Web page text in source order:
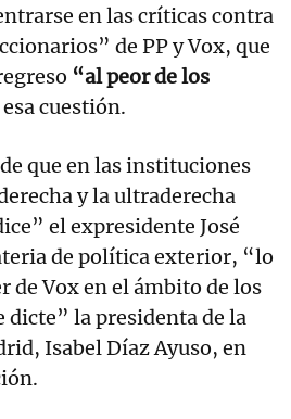
en las críticas contra
de PP y Vox, que
“al peor de los
cuestión.
que en las instituciones
y la ultraderecha
el expresidente José
de política exterior, “lo
de Vox en el ámbito de los
dicte” la presidenta de la
Isabel Díaz Ayuso, en